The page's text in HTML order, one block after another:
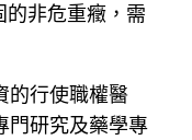
的非危重癥，需
的行使職權醫
門研究及藥學專